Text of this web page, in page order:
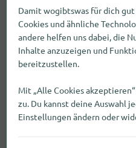
Gibt es
Fahrzeuge in
Fahrzeuge
Damit wogibtswas für dich
Cookies und ähnliche
andere helfen uns dabei, die
Inhalte anzuzeigen und
bereitzustellen.
Mit „Alle Cookies
zu. Du kannst deine Auswahl
Einstellungen ändern oder